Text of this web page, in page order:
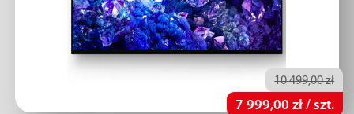
10 499,00 zł
7 999,00 zł / szt.